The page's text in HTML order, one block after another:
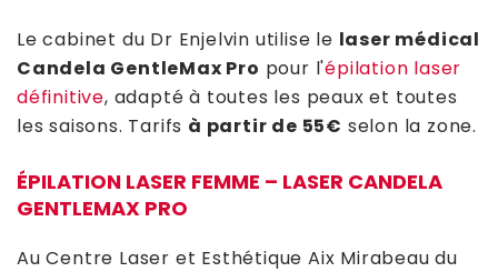
Le cabinet du Dr Enjelvin utilise le laser médical
Candela GentleMax Pro pour l'épilation laser
définitive, adapté à toutes les peaux et toutes
les saisons. Tarifs à partir de 55€ selon la zone.
ÉPILATION LASER FEMME – LASER CANDELA
GENTLEMAX PRO
Au Centre Laser et Esthétique Aix Mirabeau du